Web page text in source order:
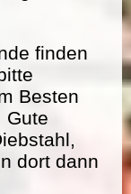
finden
Besten
Gute
dort dann